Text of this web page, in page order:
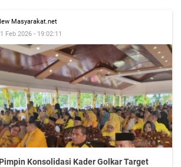
Masyarakat.net
Feb 2026 - 19:02:11
Konsolidasi Kader Golkar Target